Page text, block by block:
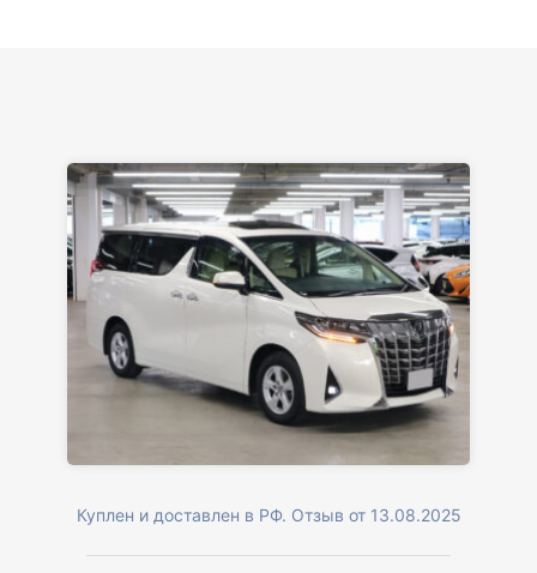
Куплен и доставлен в РФ. Отзыв от 13.08.2025